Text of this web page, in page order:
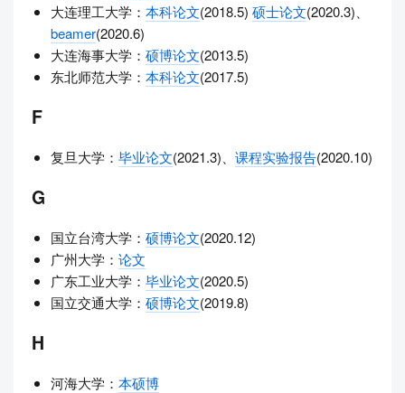
大连理工大学： 本科论文(2018.5) 硕士论文(2020.3)、
beamer(2020.6)
大连海事大学： 硕博论文(2013.5)
东北师范大学： 本科论文(2017.5)
F
复旦大学： 毕业论文(2021.3)、 课程实验报告(2020.10)
G
国立台湾大学： 硕博论文(2020.12)
广州大学： 论文
广东工业大学： 毕业论文(2020.5)
国立交通大学： 硕博论文(2019.8)
H
河海大学： 本硕博